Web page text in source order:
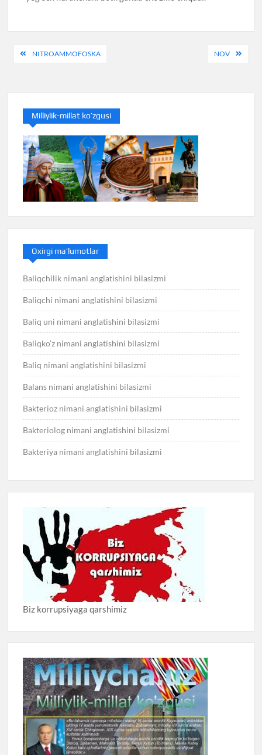
PostNITROAMMOFOSKA NOV
Milliylik-millat ko’zgusi
Oxirgi ma’lumotlar
Baliqchilik nimani anglatishini bilasizmi
Baliqchi nimani anglatishini bilasizmi
Baliq uni nimani anglatishini bilasizmi
Baliqko’z nimani anglatishini bilasizmi
Baliq nimani anglatishini bilasizmi
Balans nimani anglatishini bilasizmi
Bakterioz nimani anglatishini bilasizmi
Bakteriolog nimani anglatishini bilasizmi
Bakteriya nimani anglatishini bilasizmi
Biz korrupsiyaga qarshimiz